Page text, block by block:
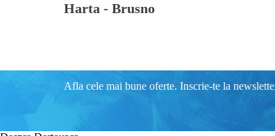
Harta - Brusno
Afla cele mai bune oferte. Inscrie-te la